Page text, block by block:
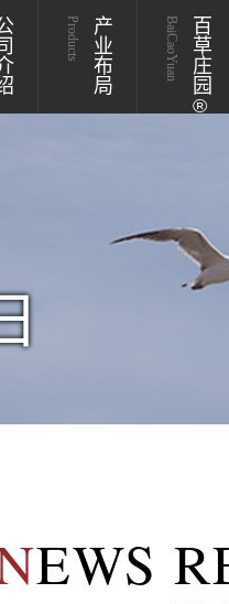
绍 产业布局
Products 百草庄园®
BaiCaoYuan
EWS